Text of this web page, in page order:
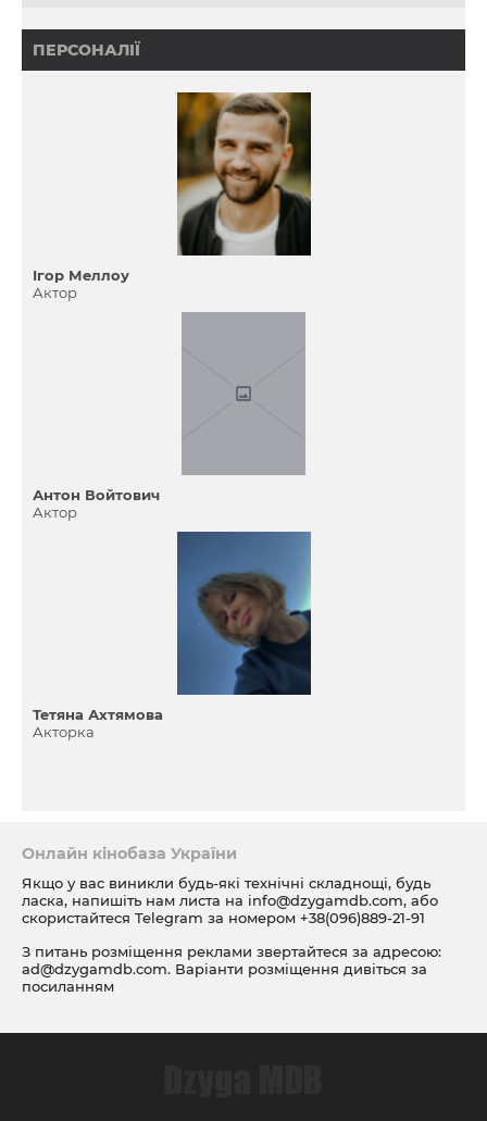
ПЕРСОНАЛІЇ
Ігор Меллоу
Актор
Антон Войтович
Актор
Тетяна Ахтямова
Акторка
Онлайн кінобаза України
Якщо у вас виникли будь-які технічні складнощі, будь
ласка, напишіть нам листа на info@dzygamdb.com, або
скористайтеся Telegram за номером +38(096)889-21-91
З питань розміщення реклами звертайтеся за адресою:
ad@dzygamdb.com. Варіанти розміщення дивіться за
посиланням